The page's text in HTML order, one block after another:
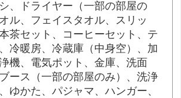
、ドライヤー（一部の部屋の
ル、フェイスタオル、スリッ
茶セット、コーヒーセット、テ
冷暖房、冷蔵庫（中身空）、加
機、電気ポット、金庫、洗面
ース（一部の部屋のみ）、洗浄
ゆかた、パジャマ、ハンガー、